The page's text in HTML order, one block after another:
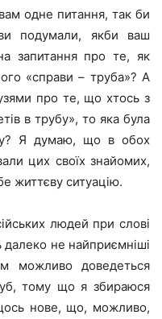
одне питання, так би
подумали, якби ваш
запитання про те, як
«справи – труба»? А
про те, що хтось з
в трубу», то яка була
Я думаю, що в обох
цих своїх знайомих,
життєву ситуацію.
людей при слові
не найприємніші
можливо доведеться
тому що я збираюся
нове, що, можливо,